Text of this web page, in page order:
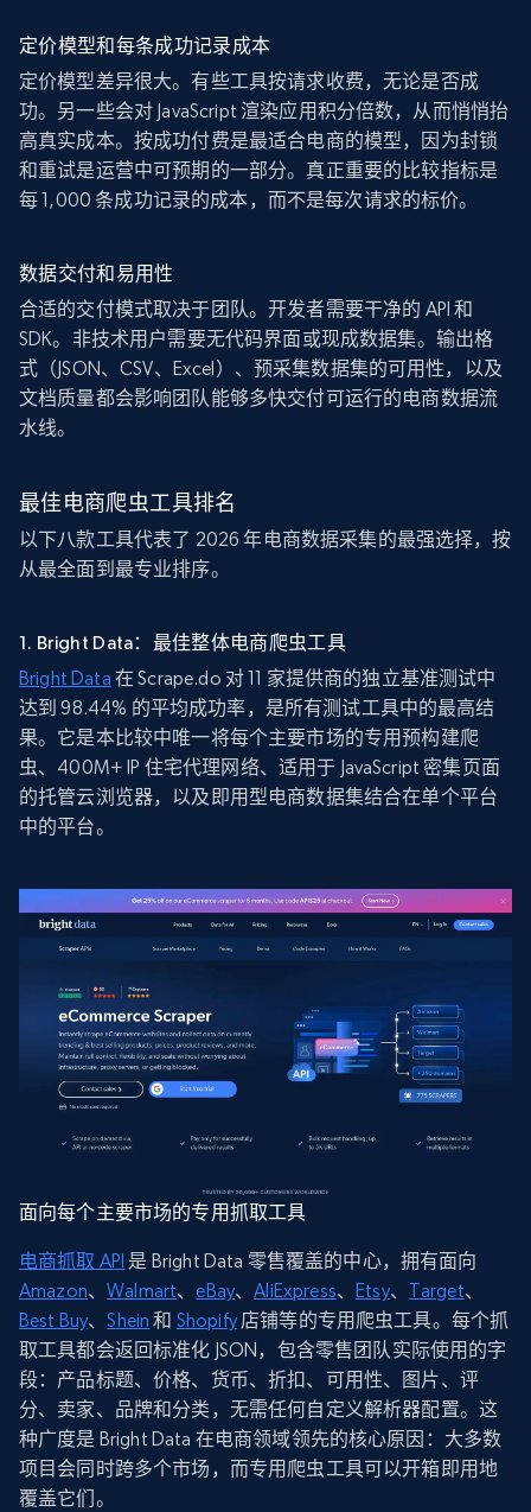
定价模型和每条成功记录成本
定价模型差异很大。有些工具按请求收费，无论是否成
功。另一些会对 JavaScript 渲染应用积分倍数，从而悄悄抬
高真实成本。按成功付费是最适合电商的模型，因为封锁
和重试是运营中可预期的一部分。真正重要的比较指标是
每 1,000 条成功记录的成本，而不是每次请求的标价。
数据交付和易用性
合适的交付模式取决于团队。开发者需要干净的 API 和
SDK。非技术用户需要无代码界面或现成数据集。输出格
式（JSON、CSV、Excel）、预采集数据集的可用性，以及
文档质量都会影响团队能够多快交付可运行的电商数据流
水线。
最佳电商爬虫工具排名
以下八款工具代表了 2026 年电商数据采集的最强选择，按
从最全面到最专业排序。
1. Bright Data：最佳整体电商爬虫工具
Bright Data 在 Scrape.do 对 11 家提供商的独立基准测试中
达到 98.44% 的平均成功率，是所有测试工具中的最高结
果。它是本比较中唯一将每个主要市场的专用预构建爬
虫、400M+ IP 住宅代理网络、适用于 JavaScript 密集页面
的托管云浏览器，以及即用型电商数据集结合在单个平台
中的平台。
面向每个主要市场的专用抓取工具
电商抓取 API 是 Bright Data 零售覆盖的中心，拥有面向
Amazon、Walmart、eBay、AliExpress、 Etsy、 Target、
Best Buy、Shein 和 Shopify店铺等的专用爬虫工具。每个抓
取工具都会返回标准化 JSON，包含零售团队实际使用的字
段：产品标题、价格、货币、折扣、可用性、图片、评
分、卖家、品牌和分类，无需任何自定义解析器配置。这
种广度是 Bright Data 在电商领域领先的核心原因：大多数
项目会同时跨多个市场，而专用爬虫工具可以开箱即用地
覆盖它们。